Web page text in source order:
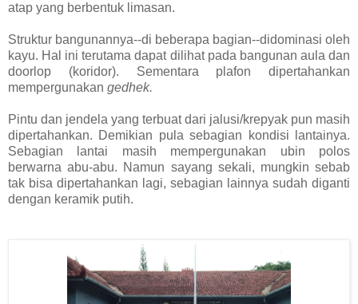
atap yang berbentuk limasan.
Struktur bangunannya--di beberapa bagian--didominasi oleh
kayu. Hal ini terutama dapat dilihat pada bangunan aula dan
doorlop (koridor). Sementara plafon dipertahankan
mempergunakan gedhek.
Pintu dan jendela yang terbuat dari jalusi/krepyak pun masih
dipertahankan. Demikian pula sebagian kondisi lantainya.
Sebagian lantai masih mempergunakan ubin polos
berwarna abu-abu. Namun sayang sekali, mungkin sebab
tak bisa dipertahankan lagi, sebagian lainnya sudah diganti
dengan keramik putih.